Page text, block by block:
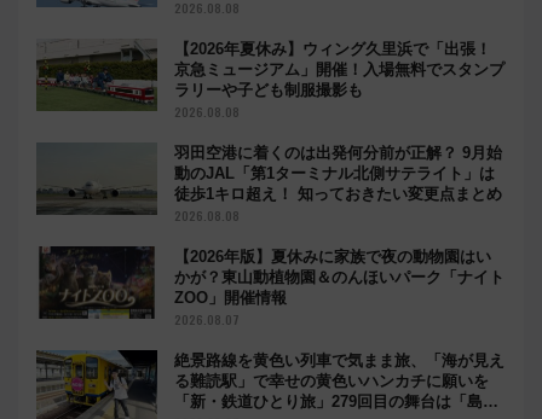
2026.08.08
【2026年夏休み】ウィング久里浜で「出張！
京急ミュージアム」開催！入場無料でスタンプ
ラリーや子ども制服撮影も
2026.08.08
羽田空港に着くのは出発何分前が正解？ 9月始
動のJAL「第1ターミナル北側サテライト」は
徒歩1キロ超え！ 知っておきたい変更点まとめ
2026.08.08
【2026年版】夏休みに家族で夜の動物園はい
かが？東山動植物園＆のんほいパーク「ナイト
ZOO」開催情報
2026.08.07
絶景路線を黄色い列車で気まま旅、「海が見え
る難読駅」で幸せの黄色いハンカチに願いを
「新・鉄道ひとり旅」279回目の舞台は「島原